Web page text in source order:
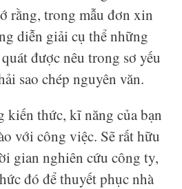
rằng, trong mẫu đơn xin
diễn giải cụ thể những
được nêu trong sơ yếu
sao chép nguyên văn.
kiến thức, kĩ năng của bạn
với công việc. Sẽ rất hữu
gian nghiên cứu công ty,
đó để thuyết phục nhà